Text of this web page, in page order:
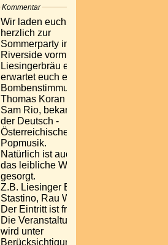
Kommentar
Wir laden euch recht
herzlich zur
Sommerparty im
Riverside vorm
Liesingerbräu ein. Es
erwartet euch eine
Bombenstimmung mit
Thomas Koran und
Sam Rio, bekannt in
der Deutsch -
Österreichischen
Popmusik.
Natürlich ist auch für
das leibliche Wohl
gesorgt.
Z.B. Liesinger Bräu,
Stastino, Rau Wolf..
Der Eintritt ist frei.
Die Veranstaltung
wird unter
Berücksichtigung des